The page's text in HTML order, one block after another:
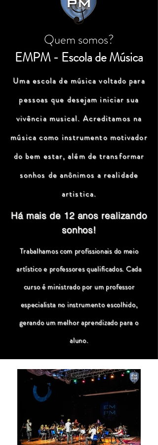
Quem somos?
EMPM - Escola de Música
Uma escola de música voltado para
pessoas que desejam iniciar sua
vivência musical. Acreditamos na
música como instrumento motivador
do bem estar, além de transformar
sonhos de anônimos a realidade
artistica.
Há mais de 12 anos realizando
sonhos!
Trabalhamos com profissionais do meio
artístico e professores qualificados. Cada
curso é ministrado por um professor
especialista no instrumento escolhido,
gerando um melhor aprendizado para o
aluno.